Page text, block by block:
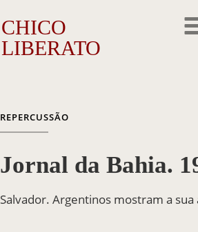
CHICO
LIBERATO
A Obra
Outros Feitos
REPERCUSSÃO
Jornal da Bahia.
Salvador. Argentinos mostram a